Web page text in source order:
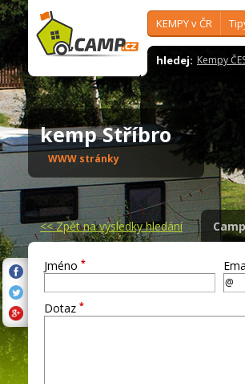
KEMPY v ČR
hledej: Kempy
kemp Stříbro
WWW stránky
<<Zpět na výsledky hledání
Jméno *
Dotaz *